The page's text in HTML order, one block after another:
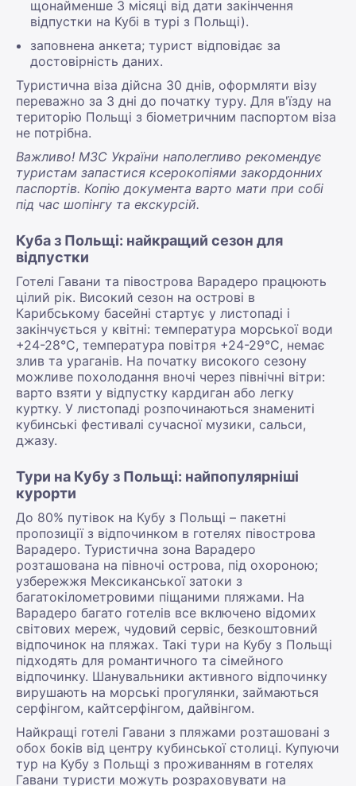
щонайменше 3 місяці від дати закінчення
відпустки на Кубі в турі з Польщі).
заповнена анкета; турист відповідає за
достовірність даних.
Туристична віза дійсна 30 днів, оформляти візу
переважно за 3 дні до початку туру. Для в'їзду на
територію Польщі з біометричним паспортом віза
не потрібна.
Важливо! МЗС України наполегливо рекомендує
туристам запастися ксерокопіями закордонних
паспортів. Копію документа варто мати при собі
під час шопінгу та екскурсій.
Куба з Польщі: найкращий сезон для
відпустки
Готелі Гавани та півострова Варадеро працюють
цілий рік. Високий сезон на острові в
Карибському басейні стартує у листопаді і
закінчується у квітні: температура морської води
+24-28°С, температура повітря +24-29°С, немає
злив та ураганів. На початку високого сезону
можливе похолодання вночі через північні вітри:
варто взяти у відпустку кардиган або легку
куртку. У листопаді розпочинаються знамениті
кубинські фестивалі сучасної музики, сальси,
джазу.
Тури на Кубу з Польщі: найпопулярніші
курорти
До 80% путівок на Кубу з Польщі – пакетні
пропозиції з відпочинком в готелях півострова
Варадеро. Туристична зона Варадеро
розташована на півночі острова, під охороною;
узбережжя Мексиканської затоки з
багатокілометровими піщаними пляжами. На
Варадеро багато готелів все включено відомих
світових мереж, чудовий сервіс, безкоштовний
відпочинок на пляжах. Такі тури на Кубу з Польщі
підходять для романтичного та сімейного
відпочинку. Шанувальники активного відпочинку
вирушають на морські прогулянки, займаються
серфінгом, кайтсерфінгом, дайвінгом.
Найкращі готелі Гавани з пляжами розташовані з
обох боків від центру кубинської столиці. Купуючи
тур на Кубу з Польщі з проживанням в готелях
Гавани туристи можуть розраховувати на